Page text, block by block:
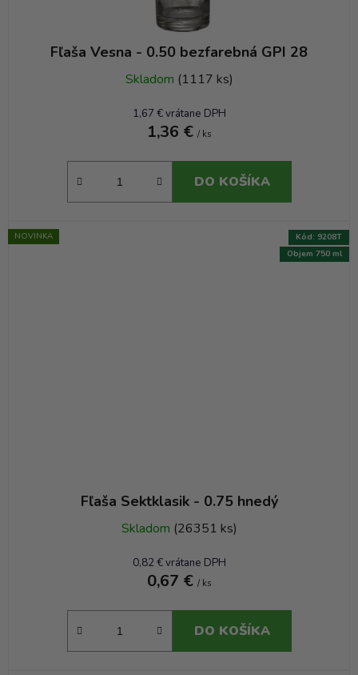
Fľaša Vesna - 0.50 bezfarebná GPI 28
Skladom (1117 ks)
1,67 € vrátane DPH
1,36 € / ks
DO KOŠÍKA
NOVINKA
Fľaša Sektklasik - 0.75 hnedý
Skladom (26351 ks)
0,82 € vrátane DPH
0,67 € / ks
DO KOŠÍKA
Objem 750 ml
Kód: 9208T